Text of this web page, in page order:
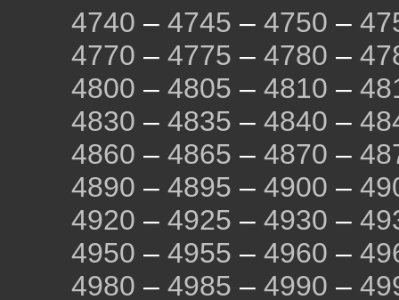
4740 – 4745 – 4750 –
4770 – 4775 – 4780 –
4800 – 4805 – 4810 –
4830 – 4835 – 4840 –
4860 – 4865 – 4870 –
4890 – 4895 – 4900 –
4920 – 4925 – 4930 –
4950 – 4955 – 4960 –
4980 – 4985 – 4990 –